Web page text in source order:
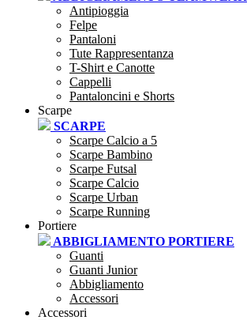
Antipioggia
Felpe
Pantaloni
Tute Rappresentanza
T-Shirt e Canotte
Cappelli
Pantaloncini e Shorts
Scarpe
SCARPE
Scarpe Calcio a 5
Scarpe Bambino
Scarpe Futsal
Scarpe Calcio
Scarpe Urban
Scarpe Running
Portiere
ABBIGLIAMENTO PORTIERE
Guanti
Guanti Junior
Abbigliamento
Accessori
Accessori